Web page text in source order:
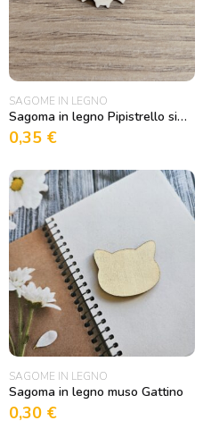
SAGOME IN LEGNO
Sagoma in legno Pipistrello simpatico
0,35 €
SAGOME IN LEGNO
Sagoma in legno muso Gattino
0,30 €